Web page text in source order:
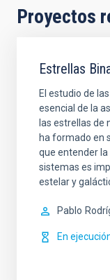
Proyectos
Estrellas
El estudio de
esencial de la
las estrellas de
ha formado en
que entender
sistemas es
estelar y
Pablo
En